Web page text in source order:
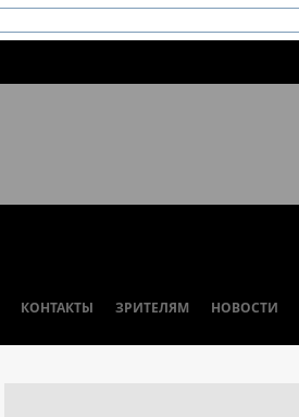
КОНТАКТЫ ЗРИТЕЛЯМ НОВОСТИ